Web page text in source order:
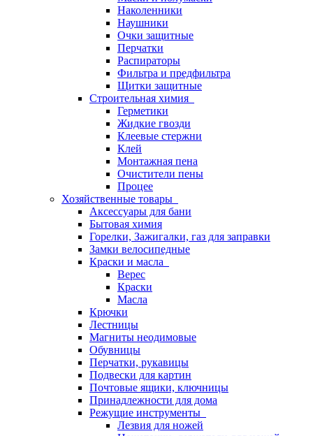
Наколенники
Наушники
Очки защитные
Перчатки
Распираторы
Фильтра и предфильтра
Щитки защитные
Строительная химия
Герметики
Жидкие гвозди
Клеевые стержни
Клей
Монтажная пена
Очистители пены
Процее
Хозяйственные товары
Аксессуары для бани
Бытовая химия
Горелки, Зажигалки, газ для заправки
Замки велосипедные
Краски и масла
Верес
Краски
Масла
Крючки
Лестницы
Магниты неодимовые
Обувницы
Перчатки, рукавицы
Подвески для картин
Почтовые ящики, ключницы
Принадлежности для дома
Режущие инструменты
Лезвия для ножей